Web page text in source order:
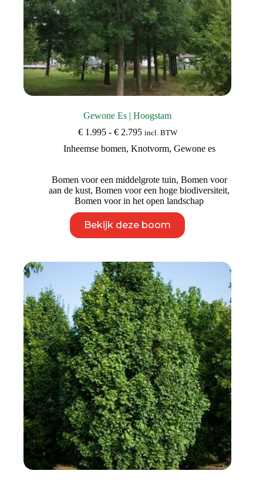
Gewone Es | Hoogstam
€1.995 - €2.795Prijsklasse:
tot
incl. BTW
Inheemse bomen, Knotvorm, Gewone es
Bomen voor een middelgrote tuin, Bomen voor
aan de kust,Bomen voor een hoge biodiversiteit,
Bomen voor in het open landschap
Bekijk deze boom
product
heeft
Deze
optie
kan
gekozen
worden
op
de
productpagina